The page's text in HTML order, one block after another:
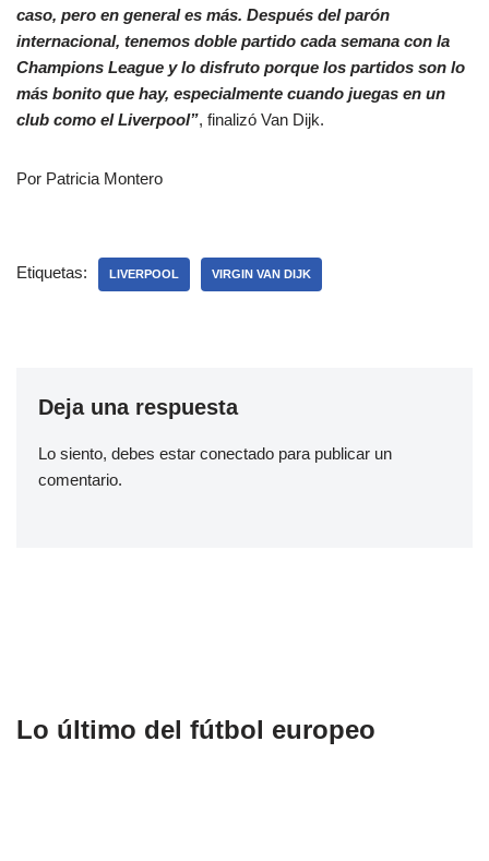
caso, pero en general es más. Después del parón
internacional, tenemos doble partido cada semana con la
Champions League y lo disfruto porque los partidos son lo
más bonito que hay, especialmente cuando juegas en un
club como el Liverpool”, finalizó Van Dijk.
Por Patricia Montero
Etiquetas: LIVERPOOL VIRGIN VAN DIJK
Deja una respuesta
Lo siento, debes estar conectado para publicar un
comentario.
Lo último del fútbol europeo